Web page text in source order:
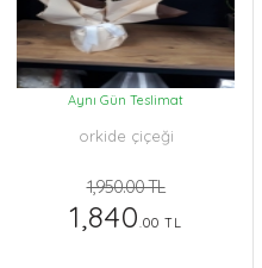
Aynı Gün Teslimat
orkide çiçeği
1,950.00 TL
1,840.00 TL